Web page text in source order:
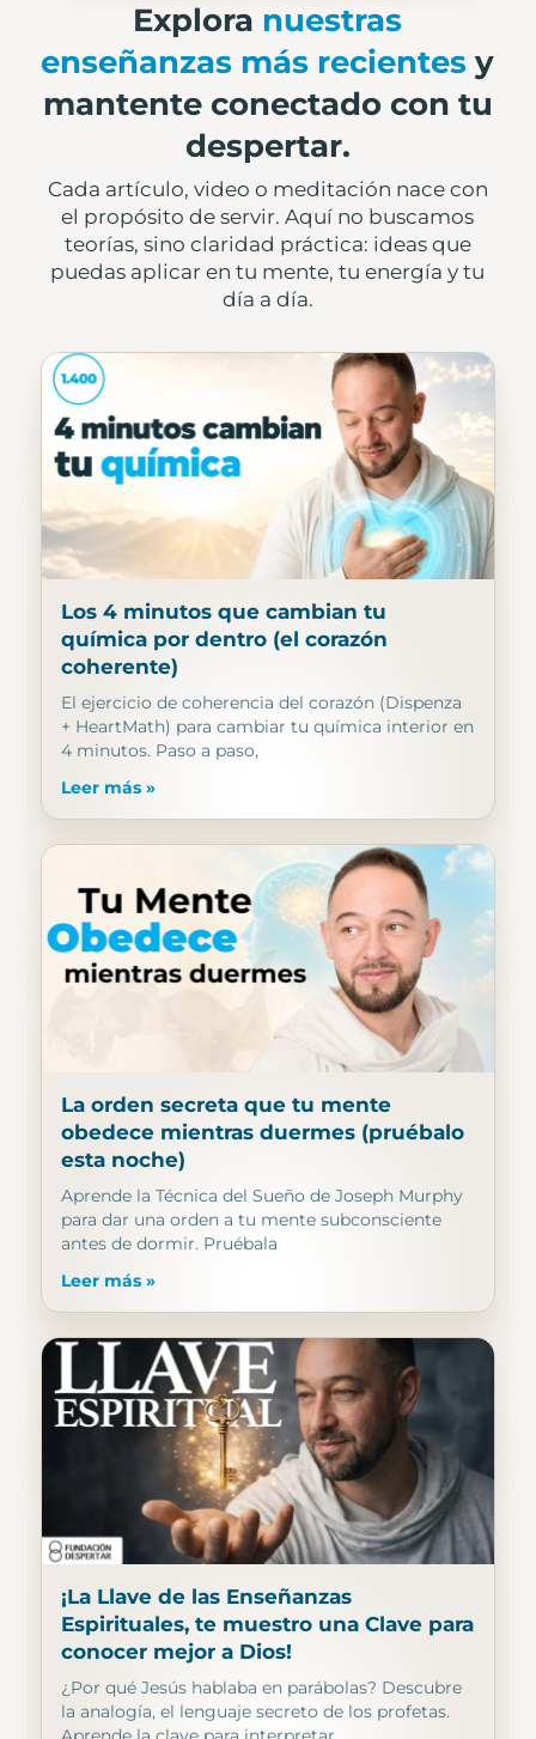
Explora nuestras
enseñanzas más recientes y
mantente conectado con tu
despertar.
Cada artículo, video o meditación nace con
el propósito de servir. Aquí no buscamos
teorías, sino claridad práctica: ideas que
puedas aplicar en tu mente, tu energía y tu
día a día.
Los 4 minutos que cambian tu
química por dentro (el corazón
coherente)
El ejercicio de coherencia del corazón (Dispenza
+ HeartMath) para cambiar tu química interior en
4 minutos. Paso a paso,
Leer más »
La orden secreta que tu mente
obedece mientras duermes (pruébalo
esta noche)
Aprende la Técnica del Sueño de Joseph Murphy
para dar una orden a tu mente subconsciente
antes de dormir. Pruébala
Leer más »
¡La Llave de las Enseñanzas
Espirituales, te muestro una Clave para
conocer mejor a Dios!
¿Por qué Jesús hablaba en parábolas? Descubre
la analogía, el lenguaje secreto de los profetas.